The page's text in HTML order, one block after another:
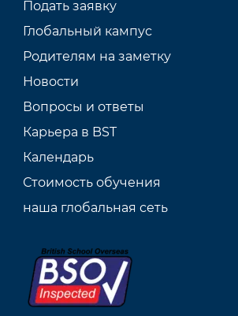
Подать заявку
Глобальный кампус
Родителям на заметку
Новости
Вопросы и ответы
Карьера в BST
Календарь
Стоимость обучения
наша глобальная сеть